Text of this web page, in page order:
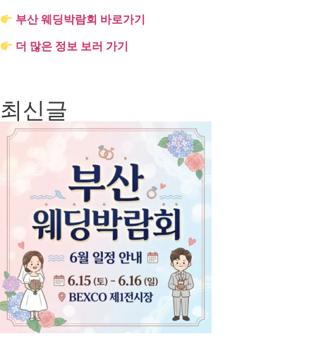
부산 웨딩박람회 바로가기
더 많은 정보 보러 가기
최신글